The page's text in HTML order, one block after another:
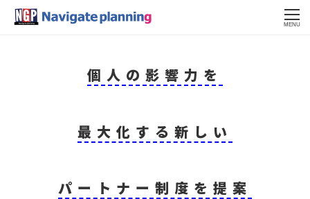
MENU
個人の影響力を
最大化する新しい
パートナー制度を提案